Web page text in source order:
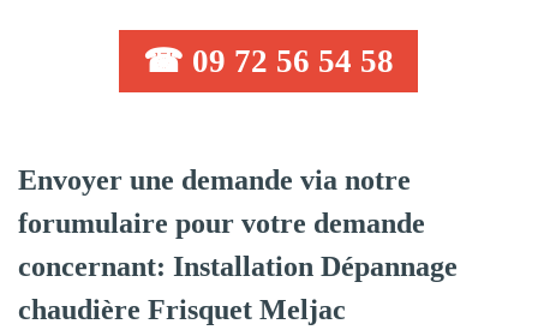
☎ 09 72 56 54 58
Envoyer une demande via notre
forumulaire pour votre demande
concernant: Installation Dépannage
chaudière Frisquet Meljac